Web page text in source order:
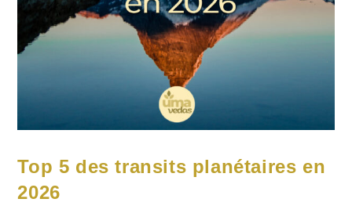
Top 5 des transits planétaires en
2026